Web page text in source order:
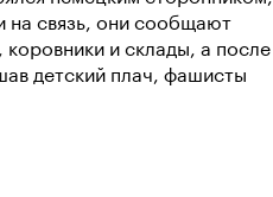
на связь, они сообщают
и склады, а после
детский плач, фашисты